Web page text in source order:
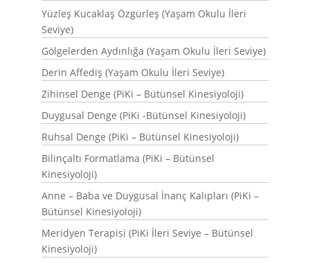
Yüzleş Kucaklaş Özgürleş (Yaşam Okulu İleri
Seviye)
Gölgelerden Aydınlığa (Yaşam Okulu İleri Seviye)
Derin Affediş (Yaşam Okulu İleri Seviye)
Zihinsel Denge (PiKi – Bütünsel Kinesiyoloji)
Duygusal Denge (PiKi -Bütünsel Kinesiyoloji)
Ruhsal Denge (PiKi – Bütünsel Kinesiyoloji)
Bilinçaltı Formatlama (PiKi – Bütünsel
Kinesiyoloji)
Anne – Baba ve Duygusal İnanç Kalıpları (PiKi –
Bütünsel Kinesiyoloji)
Meridyen Terapisi (PiKi İleri Seviye – Bütünsel
Kinesiyoloji)